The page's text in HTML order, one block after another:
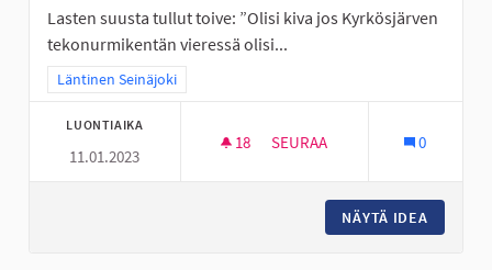
Lasten suusta tullut toive: ”Olisi kiva jos Kyrkösjärven
tekonurmikentän vieressä olisi...
Rajaa tulokset teeman mukaan: Läntinen Seinäjoki
Läntinen Seinäjoki
LUONTIAIKA
11.01.2023
18 18 SEURAAJAA
SEURAA 0
NÄYTÄ IDEA